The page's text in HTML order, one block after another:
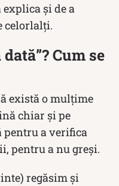
și de a
celorlalți.
Cum se
există o mulțime
chiar și pe
pentru a verifica
pentru a nu greși.
regăsim și